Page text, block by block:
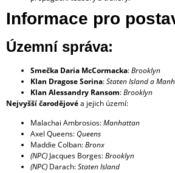
Informace pro
Územní správa:
Smečka Daria McCormacka:Brooklyn
Klan DragoseSorina:Staten Island a
Klan Alessandry Ransom:Brooklyn
Nejvyšší čarodějovéa jejich území:
Malachai Ambrosios:Manhattan
Axel Queens:Queens
Maddie Colban:Bronx
(NPC) Jacques Borges:Brooklyn
(NPC) Darach:Staten Island